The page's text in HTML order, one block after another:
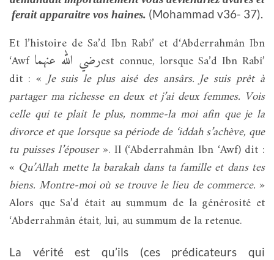
ferait apparaitre vos haines. (Mohammad v36- 37).
Et l’histoire de Sa’d Ibn Rabî’ et d‘Abderrahmân Ibn
‘Awf رضي الله عنهماest connue, lorsque Sa’d Ibn Rabî’
dit : «Je suis le plus aisé des ansârs. Je suis prêt à
partager ma richesse en deux et j’ai deux femmes. Vois
celle qui te plait le plus, nomme-la moi afin que je la
divorce et que lorsque sa période de ‘iddah s’achève, que
tu puisses l’épouser». Il (‘Abderrahmân Ibn ‘Awf) dit :
« Qu’Allah mette la barakah dans ta famille et dans tes
biens. Montre-moi où se trouve le lieu de commerce. »
Alors que Sa’d était au summum de la générosité et
‘Abderrahmân était, lui, au summum de la retenue.
La vérité est qu’ils (ces prédicateurs qui